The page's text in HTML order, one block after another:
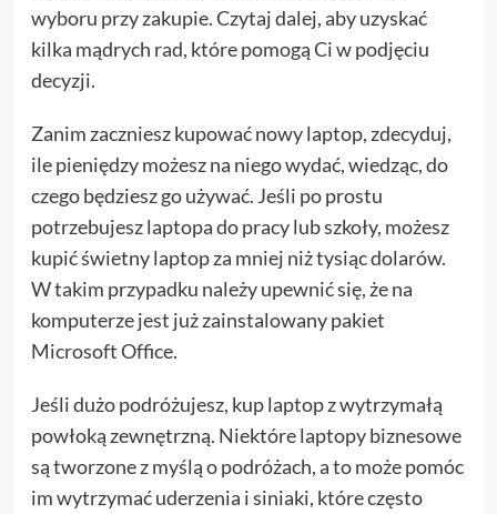
wyboru przy zakupie. Czytaj dalej, aby uzyskać
kilka mądrych rad, które pomogą Ci w podjęciu
decyzji.
Zanim zaczniesz kupować nowy laptop, zdecyduj,
ile pieniędzy możesz na niego wydać, wiedząc, do
czego będziesz go używać. Jeśli po prostu
potrzebujesz laptopa do pracy lub szkoły, możesz
kupić świetny laptop za mniej niż tysiąc dolarów.
W takim przypadku należy upewnić się, że na
komputerze jest już zainstalowany pakiet
Microsoft Office.
Jeśli dużo podróżujesz, kup laptop z wytrzymałą
powłoką zewnętrzną. Niektóre laptopy biznesowe
są tworzone z myślą o podróżach, a to może pomóc
im wytrzymać uderzenia i siniaki, które często